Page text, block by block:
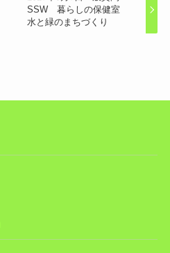
SSW 暮らしの保健室
水と緑のまちづくり